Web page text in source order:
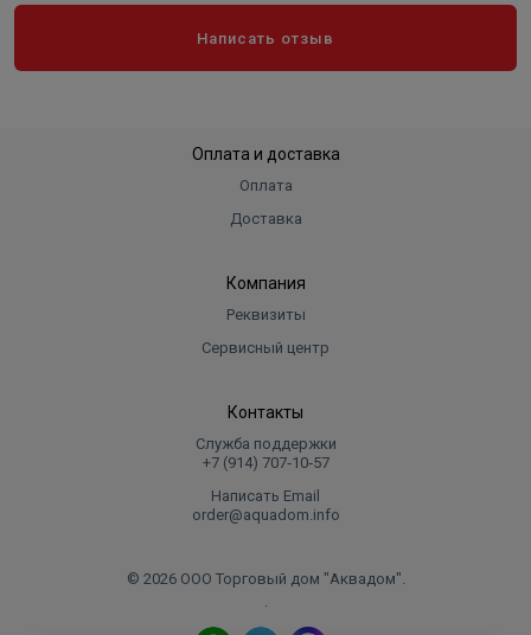
Написать отзыв
Оплата и доставка
Оплата
Доставка
Компания
Реквизиты
Сервисный центр
Контакты
Служба поддержки
+7 (914) 707‑10‑57
Написать Email
order@aquadom.info
© 2026 ООО Торговый дом "Аквадом".
.